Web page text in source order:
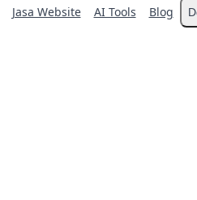
Jasa Website AI Tools Blog